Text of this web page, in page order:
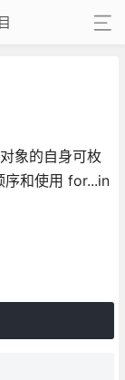
象的自身可枚
序和使用 for...in